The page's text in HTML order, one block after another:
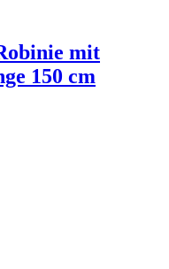
mit
150 cm